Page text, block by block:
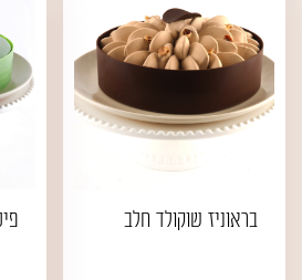
בראוניז שוקולד חלב